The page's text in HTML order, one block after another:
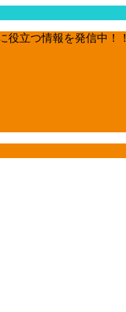
役立つ情報を発信中！！